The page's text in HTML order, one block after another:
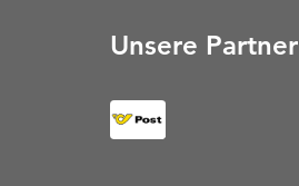
Unsere Partner